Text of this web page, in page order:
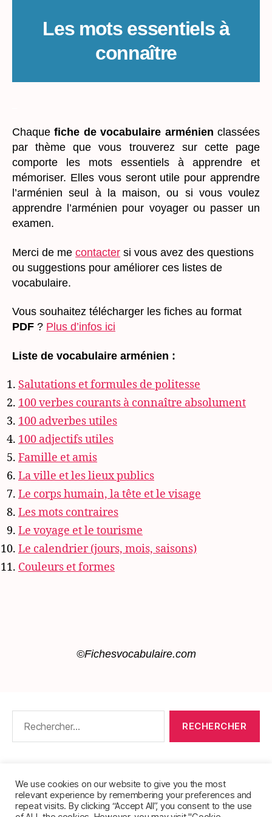
Les mots essentiels à
connaître
Chaquefiche de vocabulaire arménienclassées
par thème que vous trouverez sur cette page
comporte les mots essentiels à apprendre et
mémoriser. Elles vous seront utile pour apprendre
l’arménien seul à la maison, ou si vous voulez
apprendre l’arménien pour voyager ou passer un
examen.
Merci de me contacter si vous avez des questions
ou suggestions pour améliorer ces listes de
vocabulaire.
Vous souhaitez télécharger les fiches au format
PDF ? Plus d’infos ici
Liste de vocabulaire arménien :
Salutations et formules de politesse
100 verbes courants à connaître absolument
100 adverbes utiles
100 adjectifs utiles
Famille et amis
La ville et les lieux publics
Le corps humain, la tête et le visage
Les mots contraires
Le voyage et le tourisme
Le calendrier (jours, mois, saisons)
Couleurs et formes
©Fichesvocabulaire.com
À PROPOS•MENTIONS LÉGALES•
POLITIQUE DE CONFIDENTIALITÉ
We use cookies on our website to give you the most
relevant experience by remembering your preferences and
repeat visits. By clicking “Accept All”, you consent to the use